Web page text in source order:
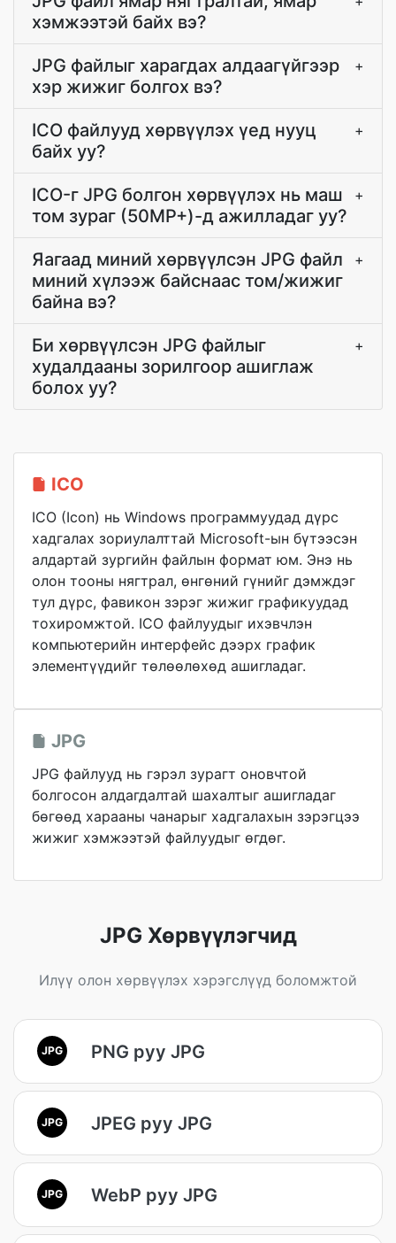
хэмжээтэй байх вэ?
JPG файлыг харагдах алдаагүйгээр
хэр жижиг болгох вэ?
+
ICO файлууд хөрвүүлэх үед нууц
байх уу?
+
ICO-г JPG болгон хөрвүүлэх нь маш
том зураг (50MP+)-д ажилладаг уу?
+
Яагаад миний хөрвүүлсэн JPG файл
миний хүлээж байснаас том/жижиг
байна вэ?
+
Би хөрвүүлсэн JPG файлыг
худалдааны зорилгоор ашиглаж
болох уу?
+
ICO
ICO (Icon) нь Windows программуудад дүрс
хадгалах зориулалттай Microsoft-ын бүтээсэн
алдартай зургийн файлын формат юм. Энэ нь
олон тооны нягтрал, өнгөний гүнийг дэмждэг
тул дүрс, фавикон зэрэг жижиг графикуудад
тохиромжтой. ICO файлуудыг ихэвчлэн
компьютерийн интерфейс дээрх график
элементүүдийг төлөөлөхөд ашигладаг.
JPG
JPG файлууд нь гэрэл зурагт оновчтой
болгосон алдагдалтай шахалтыг ашигладаг
бөгөөд харааны чанарыг хадгалахын зэрэгцээ
жижиг хэмжээтэй файлуудыг өгдөг.
JPG Хөрвүүлэгчид
Илүү олон хөрвүүлэх хэрэгслүүд боломжтой
JPG PNG руу JPG
JPG JPEG руу JPG
JPG WebP руу JPG